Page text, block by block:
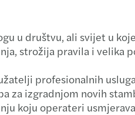
u društvu, ali svijet u
strožija pravila i velika
profesionalnih
za izgradnjom novih
koju operateri